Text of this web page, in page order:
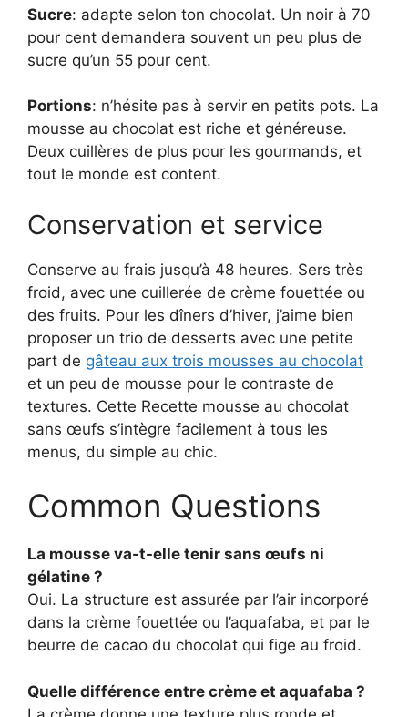
Sucre: adapte selon ton chocolat. Un noir à 70
pour cent demandera souvent un peu plus de
sucre qu’un 55 pour cent.
Portions: n’hésite pas à servir en petits pots. La
mousse au chocolat est riche et généreuse.
Deux cuillères de plus pour les gourmands, et
tout le monde est content.
Conservation et service
Conserve au frais jusqu’à 48 heures. Sers très
froid, avec une cuillerée de crème fouettée ou
des fruits. Pour les dîners d’hiver, j’aime bien
proposer un trio de desserts avec une petite
part de gâteau aux trois mousses au chocolat
et un peu de mousse pour le contraste de
textures. Cette Recette mousse au chocolat
sans œufs s’intègre facilement à tous les
menus, du simple au chic.
Common Questions
La mousse va-t-elle tenir sans œufs ni
gélatine ?
Oui. La structure est assurée par l’air incorporé
dans la crème fouettée ou l’aquafaba, et par le
beurre de cacao du chocolat qui fige au froid.
Quelle différence entre crème et aquafaba ?